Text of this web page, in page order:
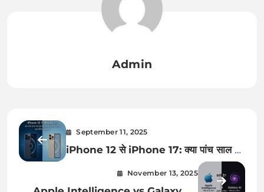
Admin
September 11, 2025
iPhone 12 से iPhone 17: क्या पांच साल का
इंतज़ार वाकई सार्थक होगा? एक विस्तृत विश्लेषण।
November 13, 2025